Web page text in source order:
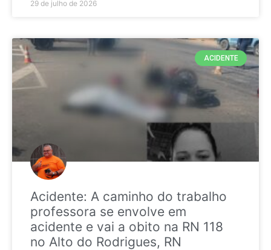
29 de julho de 2026
ACIDENTE
Acidente: A caminho do trabalho
professora se envolve em
acidente e vai a obito na RN 118
no Alto do Rodrigues, RN